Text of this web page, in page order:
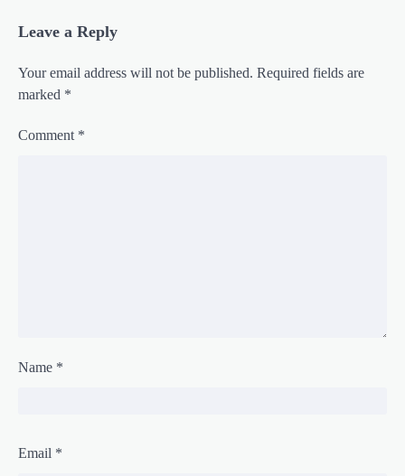
Leave a Reply
Your email address will not be published. Required fields are
marked *
Comment *
Name *
Email *